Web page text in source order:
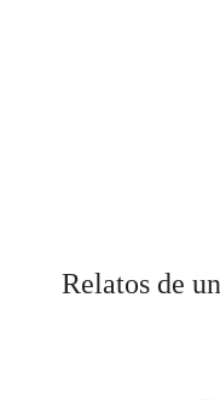
Relatos de